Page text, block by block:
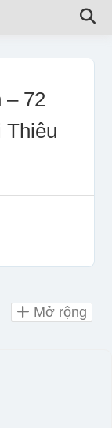
– 72
Thiêu
Mở rộng